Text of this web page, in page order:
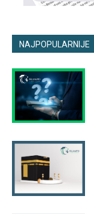
NAJPOPULARNIJE